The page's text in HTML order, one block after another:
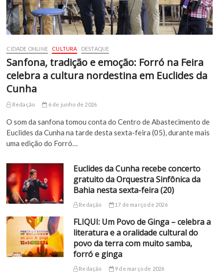
CIDADE ONLINE CULTURA DESTAQUE
Sanfona, tradição e emoção: Forró na Feira
celebra a cultura nordestina em Euclides da
Cunha
Redação 6 de junho de 2026
O som da sanfona tomou conta do Centro de Abastecimento de
Euclides da Cunha na tarde desta sexta-feira (05), durante mais
uma edição do Forró…
Euclides da Cunha recebe concerto
gratuito da Orquestra Sinfônica da
Bahia nesta sexta-feira (20)
Redação 17 de março de 2026
FLIQUI: Um Povo de Ginga – celebra a
literatura e a oralidade cultural do
povo da terra com muito samba,
forró e ginga
Redação 9 de março de 2026